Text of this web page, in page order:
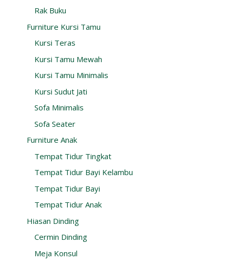
Rak Buku
Furniture Kursi Tamu
Kursi Teras
Kursi Tamu Mewah
Kursi Tamu Minimalis
Kursi Sudut Jati
Sofa Minimalis
Sofa Seater
Furniture Anak
Tempat Tidur Tingkat
Tempat Tidur Bayi Kelambu
Tempat Tidur Bayi
Tempat Tidur Anak
Hiasan Dinding
Cermin Dinding
Meja Konsul